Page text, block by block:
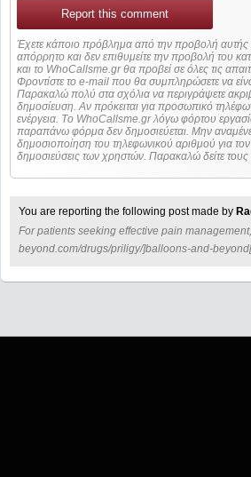
Report this comment
Έχετε κάποιο πρόβλημα από την προβολή
απόρρητο και δεν επιθυμείτε την προβολή
και το WhoCallsme.gr θα προβεί σε όλες τις
Φροντίστε το e-mail που θα συμπληρώσετε να
Παρακαλώ πολύ στα σχόλια να περιγράψετε
δημοσίευση. Αν πρόκειται για προσωπικό τηλέφωνο απαιτείται η ταυτοποίηση των στοιχείων πριν από οποιοδήποτε
ενέργεια. Τo WhoCallsme.gr λόγω φόρτου
παραπάνω φόρμα δεν δημοσιεύεται. Μην
δημοσιοποίηση του τηλεφωνικού αριθμού για
δημοσιεύσεις των χρηστών. Παρακαλώ δείτε
You are reporting the following post made by
For patients seeking effective pain
beyond.com/drugs/priligy/]balloons-and-